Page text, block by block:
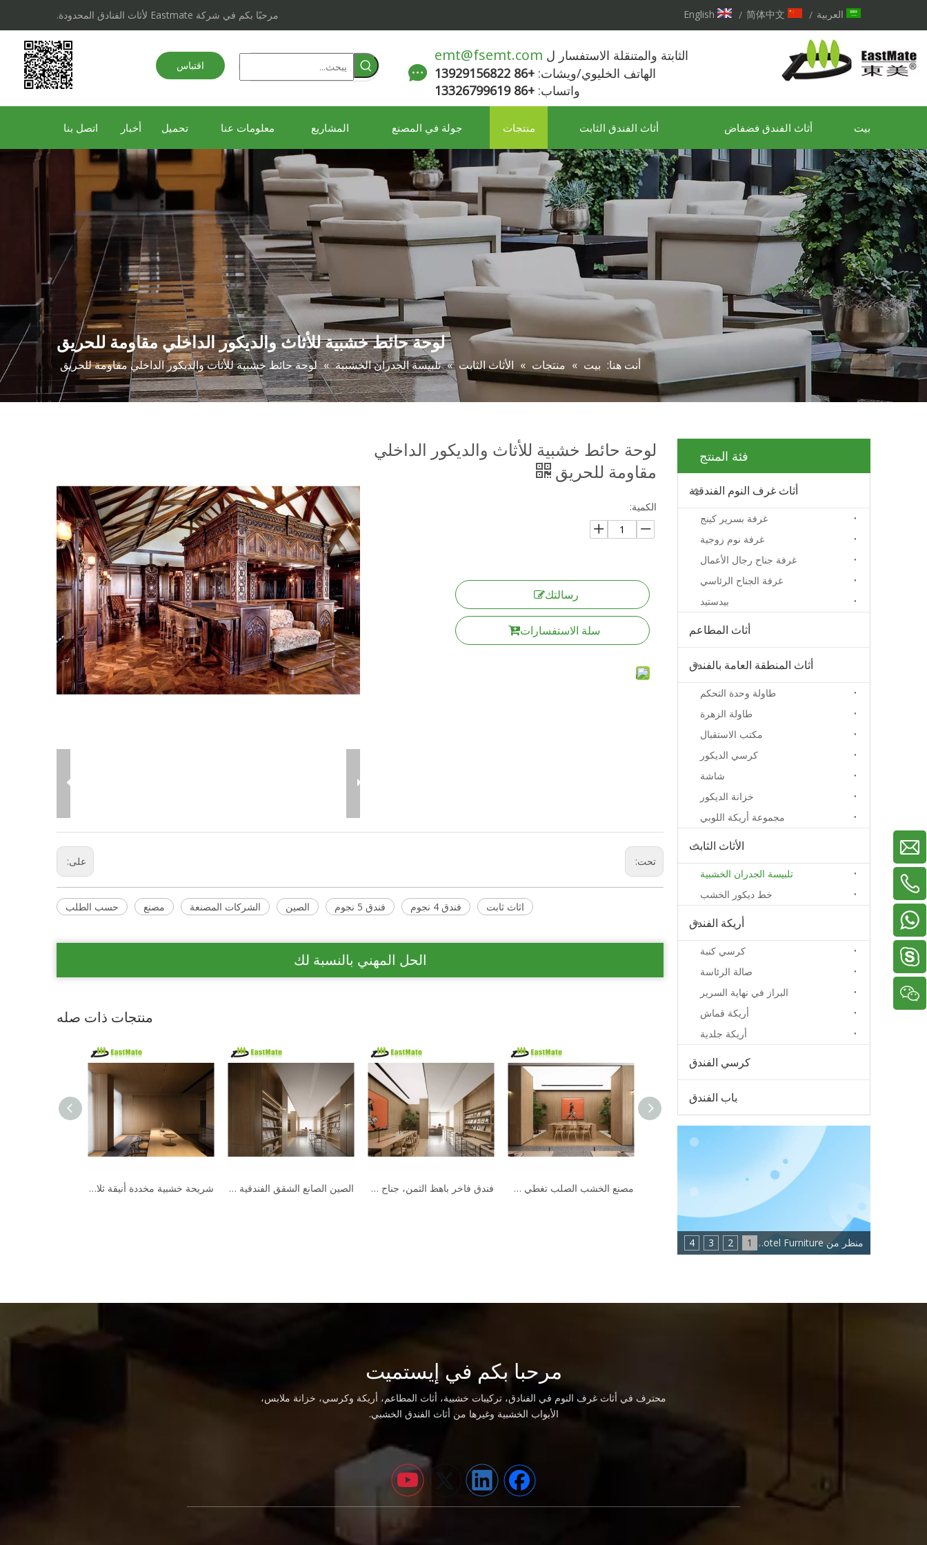
مرحبًا بكم في شركة Eastmate لأثاث الفنادق المحدودة. العربية /
简体中文
/
English
الثابتة والمتنقلة الاستفسار ل emt@fsemt.com
الهاتف الخليوي/ويشات: +86 13929156822
واتساب: +86 13326799619
اقتباس
بيت أثاث الفندق فضفاض أثاث الفندق الثابت منتجات جولة في المصنع المشاريع معلومات عنا تحميل أخبار اتصل بنا
لوحة حائط خشبية للأثاث والديكور الداخلي مقاومة للحريق
أنت هنا: بيت » منتجات » الأثاث الثابت » تلبيسة الجدران الخشبية » لوحة حائط خشبية للأثاث والديكور الداخلي مقاومة للحريق
لوحة حائط خشبية للأثاث والديكور الداخلي
مقاومة للحريق
الكمية:
رسالتك
سلة الاستفسارات
على: تحت:
حسب الطلب مصنع الشركات المصنعة الصين فندق 5 نجوم فندق 4 نجوم اثاث ثابت
الحل المهني بالنسبة لك
منتجات ذات صله
شريحة خشبية مخددة أنيقة ثلاثية الأبعاد من PVC، لوحة خشبية لتزيين الجدران الداخلية الصين الصانع الشقق الفندقية لوحة باب غرفة النوم الخشب الصلب فندق فاخر باهظ الثمن، جناح كامل، ردهة، مجموعة أثاث حديثة ثابتة مصنع الخشب الصلب تغطي شريحة 3D الديكور الداخلي جدار الكسوة لوحة للفندق ديكور المنزل ألواح حائط خشبية داخلية مزخرفة مخصصة وأثاث ثابت لفندق 5 نجوم
فئة المنتج
أثاث غرف النوم الفندقية
غرفة بسرير كينج
غرفة نوم زوجية
غرفة جناح رجال الأعمال
غرفة الجناح الرئاسي
بيدستيد
أثاث المطاعم
أثاث المنطقة العامة بالفندق
طاولة وحدة التحكم
طاولة الزهرة
مكتب الاستقبال
كرسي الديكور
شاشة
خزانة الديكور
مجموعة أريكة اللوبي
الأثاث الثابت
تلبيسة الجدران الخشبية
خط ديكور الخشب
أريكة الفندق
كرسي كنبة
صالة الرئاسة
البراز في نهاية السرير
أريكة قماش
أريكة جلدية
كرسي الفندق
باب الفندق
1
2
3
4 منظر من Eastmate Hotel Furniture: اتجاه جديد لصناعة أثاث الفنادق
مرحبا بكم في إيستميت
محترف في أثاث غرف النوم في الفنادق، تركيبات خشبية، أثاث المطاعم، أريكة وكرسي، خزانة ملابس،
الأبواب الخشبية وغيرها من أثاث الفندق الخشبي.